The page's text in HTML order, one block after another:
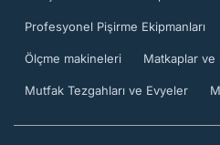
Profesyonel Pişirme Ekipmanları
Ölçme makineleri Matkaplar ve
Mutfak Tezgahları ve Evyeler